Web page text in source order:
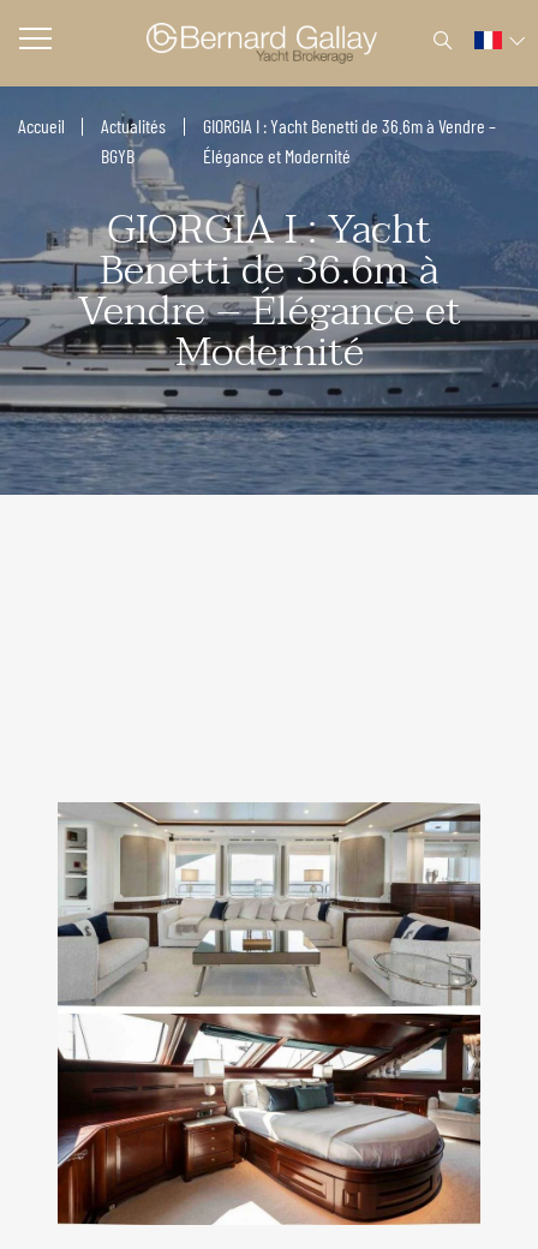
Accueil
Actualités
BGYB
GIORGIA I : Yacht Benetti de 36.6m à Vendre –
Élégance et Modernité
GIORGIA I : Yacht
Benetti de 36.6m à
Vendre – Élégance et
Modernité